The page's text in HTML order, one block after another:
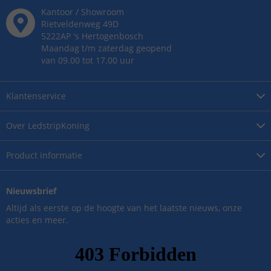
Over LedstripKoning
Product informatie
Klantenservice
Kantoor / Showroom
Rietveldenweg 49D
5222AP 's Hertogenbosch
Maandag t/m zaterdag geopend
van 09.00 tot 17.00 uur
Nieuwsbrief
Altijd als eerste op de hoogte van het laatste nieuws, onze
acties en meer.